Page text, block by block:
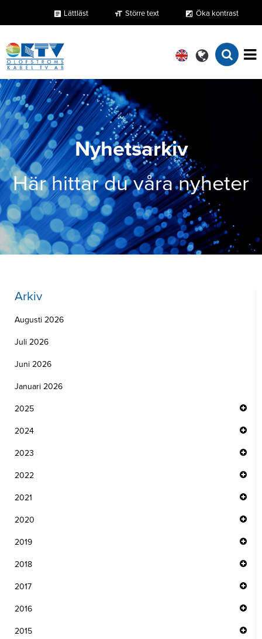
article Lättläst format_size Större text exposure Öka kontrast
Nyhetsarkiv
Här hittar du våra nyheter
Arkiv
Augusti 2026
Juli 2026
Juni 2026
Januari 2026
2025
2024
2023
2022
2021
2020
2019
2018
2017
2016
2015